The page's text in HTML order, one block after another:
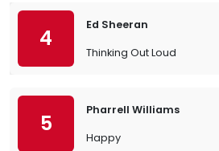
4
Ed Sheeran
Thinking Out Loud
5
Pharrell Williams
Happy